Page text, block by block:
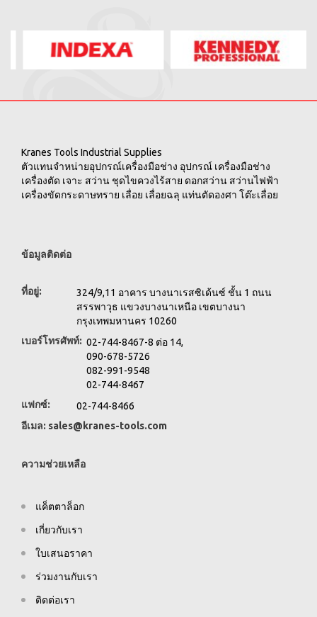
Kranes Tools Industrial Supplies
ตัวแทนจำหน่ายอุปกรณ์เครื่องมือช่าง อุปกรณ์ เครื่องมือช่าง
เครื่องตัด เจาะ สว่าน ชุดไขควงไร้สาย ดอกสว่าน สว่านไฟฟ้า
เครื่องขัดกระดาษทราย เลื่อย เลื่อยฉลุ แท่นตัดองศา โต๊ะเลื่อย
ข้อมูลติดต่อ
ที่อยู่:
324/9,11 อาคาร บางนาเรสซิเด้นซ์ ชั้น 1 ถนน
สรรพาวุธ แขวงบางนาเหนือ เขตบางนา
กรุงเทพมหานคร 10260
เบอร์โทรศัพท์: 02-744-8467-8 ต่อ 14,
090-678-5726
082-991-9548
02-744-8467
แฟกซ์:
02-744-8466
อีเมล: sales@kranes-tools.com
ความช่วยเหลือ
แค็ตตาล็อก
เกี่ยวกับเรา
ใบเสนอราคา
ร่วมงานกับเรา
ติดต่อเรา